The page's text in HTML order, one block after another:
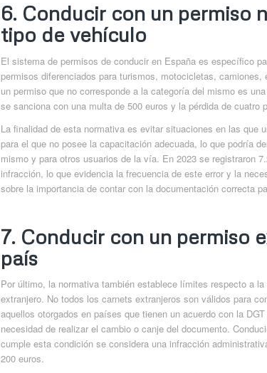
6. Conducir con un permiso
tipo de vehículo
El sistema de permisos de conducir en España es específico
permisos diferenciados para turismos, motocicletas,
un permiso que no corresponde a la categoría del mismo es
se sanciona con una multa de 500 euros y la pérdida de cuatro
La finalidad de esta normativa es evitar situaciones en las que
para el que no posee la capacitación adecuada, lo que podría
mismo y para otros usuarios de la vía. En 2023 se registraron
infracción, lo que evidencia la frecuencia de este error y la
sobre la importancia de contar con la documentación correcta
7. Conducir con un permiso
país
Por último, la normativa también establece límites respecto a
extranjero. No todos los carnets extranjeros son válidos para
aquellos otorgados en países que tienen un acuerdo con la
necesidad de realizar el cambio o canje del documento.
cumple esta condición se considera una infracción
200 euros.